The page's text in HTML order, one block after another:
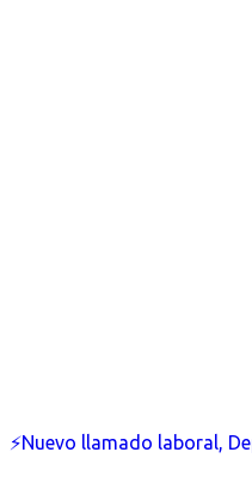
⚡Nuevo llamado laboral,